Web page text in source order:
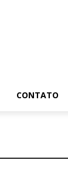
CONTATO